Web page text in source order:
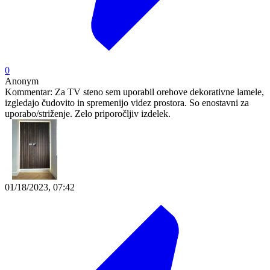
0
Anonym
Kommentar: Za TV steno sem uporabil orehove dekorativne lamele,
izgledajo čudovito in spremenijo videz prostora. So enostavni za
uporabo/striženje. Zelo priporočljiv izdelek.
01/18/2023, 07:42